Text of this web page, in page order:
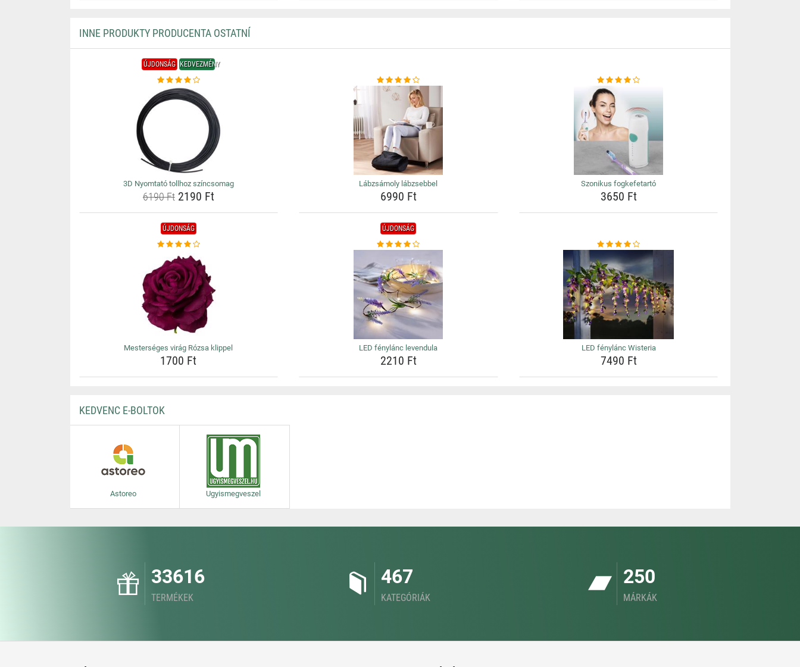
INNE PRODUKTY PRODUCENTA OSTATNÍ
ÚJDONSÁG KEDVEZMÉNY
3D Nyomtató tollhoz színcsomag
6190 Ft2190 Ft
Lábzsámoly lábzsebbel
6990 Ft
Szonikus fogkefetartó
3650 Ft
ÚJDONSÁG
Mesterséges virág Rózsa klippel
1700 Ft
ÚJDONSÁG
LED fénylánc levendula
2210 Ft
LED fénylánc Wisteria
7490 Ft
KEDVENC E-BOLTOK
Astoreo Ugyismegveszel
33616
TERMÉKEK
467
KATEGÓRIÁK
250
MÁRKÁK